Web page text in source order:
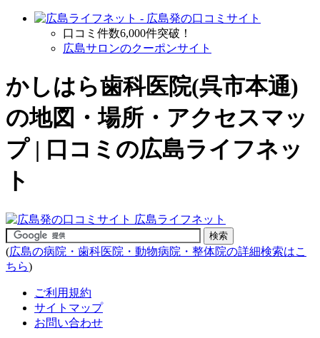
口コミ件数6,000件突破！
広島サロンのクーポンサイト
かしはら歯科医院(呉市本通)
の地図・場所・アクセスマッ
プ | 口コミの広島ライフネッ
ト
(広島の病院・歯科医院・動物病院・整体院の詳細検索はこ
ちら)
ご利用規約
サイトマップ
お問い合わせ